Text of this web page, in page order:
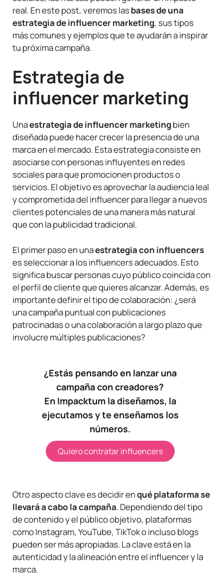
real. En este post, veremos lasbases de una
estrategia de influencer marketing, sus tipos
más comunes y ejemplos que te ayudarán a inspirar
tu próxima campaña.
Estrategia de
influencer marketing
Unaestrategia de influencer marketingbien
diseñada puede hacer crecer la presencia de una
marca en el mercado. Esta estrategia consiste en
asociarse con personas influyentes en redes
sociales para que promocionen productos o
servicios. El objetivo es aprovechar la audiencia leal
y comprometida del influencer para llegar a nuevos
clientes potenciales de una manera más natural
que con la publicidad tradicional.
El primer paso en unaestrategia con influencers
es seleccionar a los influencers adecuados. Esto
significa buscar personas cuyo público coincida con
el perfil de cliente que quieres alcanzar. Además, es
importante definir el tipo de colaboración: ¿será
una campaña puntual con publicaciones
patrocinadas o una colaboración a largo plazo que
involucre múltiples publicaciones?
¿Estás pensando en lanzar una
campaña con creadores?
En Impacktum la diseñamos, la
ejecutamos y te enseñamos los
números.
Quiero contratar influencers
Otro aspecto clave es decidir enqué plataforma se
llevará a cabo la campaña. Dependiendo del tipo
de contenido y el público objetivo, plataformas
como Instagram, YouTube, TikTok o incluso blogs
pueden ser más apropiadas. La clave está en la
autenticidad y la alineación entre el influencer y la
marca.